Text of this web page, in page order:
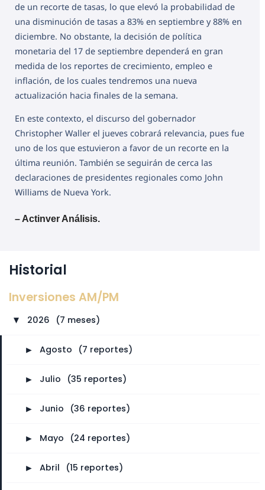
de un recorte de tasas, lo que elevó la probabilidad de
una disminución de tasas a 83% en septiembre y 88% en
diciembre. No obstante, la decisión de política
monetaria del 17 de septiembre dependerá en gran
medida de los reportes de crecimiento, empleo e
inflación, de los cuales tendremos una nueva
actualización hacia finales de la semana.
En este contexto, el discurso del gobernador
Christopher Waller el jueves cobrará relevancia, pues fue
uno de los que estuvieron a favor de un recorte en la
última reunión. También se seguirán de cerca las
declaraciones de presidentes regionales como John
Williams de Nueva York.
– Actinver Análisis.
Historial
Inversiones AM/PM
► 2026 (7 meses)
► Agosto (7 reportes)
► Julio (35 reportes)
► Junio (36 reportes)
► Mayo (24 reportes)
► Abril (15 reportes)